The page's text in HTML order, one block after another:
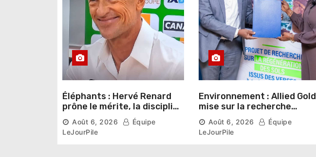
c
e
Éléphants : Hervé Renard
prône le mérite, la discipline
et l’esprit collectif pour un
nouveau départ
Août 6, 2026
Équipe
LeJourPile
Environnement : Allied Gold
mise sur la recherche
scientifique pour restaurer
les sols de ses sites miniers
Août 6, 2026
Équipe
LeJourPile